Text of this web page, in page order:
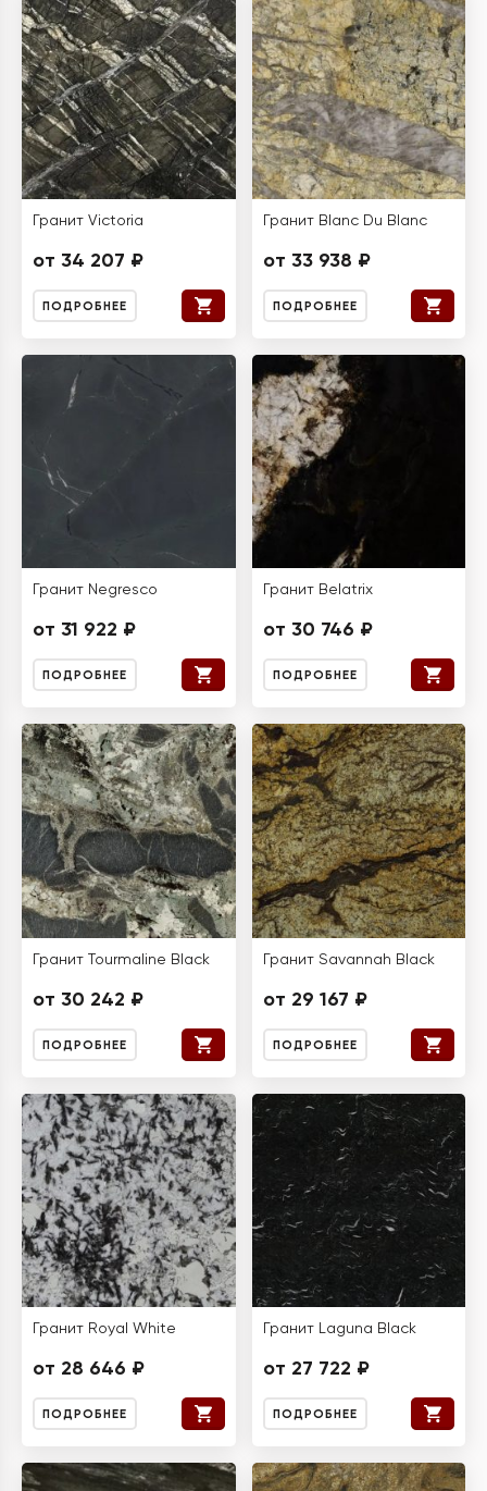
Гранит Victoria
от 34 207 ₽
ПОДРОБНЕЕ
Гранит Blanc Du Blanc
от 33 938 ₽
ПОДРОБНЕЕ
Гранит Negresco
от 31 922 ₽
ПОДРОБНЕЕ
Гранит Belatrix
от 30 746 ₽
ПОДРОБНЕЕ
Гранит Tourmaline Black
от 30 242 ₽
ПОДРОБНЕЕ
Гранит Savannah Black
от 29 167 ₽
ПОДРОБНЕЕ
Гранит Royal White
от 28 646 ₽
ПОДРОБНЕЕ
Гранит Laguna Black
от 27 722 ₽
ПОДРОБНЕЕ